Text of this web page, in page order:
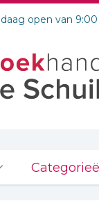
open van